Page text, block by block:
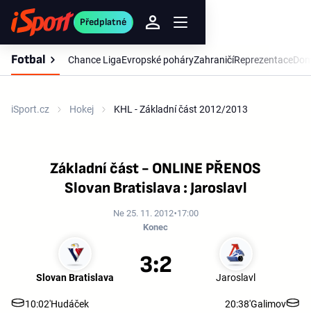
Předplatné
Fotbal Chance LigaEvropské poháryZahraničíReprezentace
iSport.cz Hokej KHL - Základní část 2012/2013
Základní část - ONLINE PŘENOS
Slovan Bratislava : Jaroslavl
Ne 25. 11. 2012 17:00
Konec
Slovan Bratislava Jaroslavl
3:2
10:02'Hudáček
20:38'Galimov